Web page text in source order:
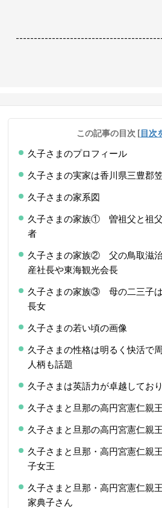
この記事の目次 [目次
久子さまのプロフィール
久子さまの実家は香川県三豊郡
久子さまの家系図
久子さまの家族① 曽祖父と祖
者
久子さまの家族② 父の鳥取滋
産社長や東海観光会長
久子さまの家族③ 母の二三子
長女
久子さまの若い頃の画像
久子さまの性格は明るく快活で
人柄も話題
久子さまは英語力が卓越してお
久子さまと旦那の高円宮憲仁親王
久子さまと旦那の高円宮憲仁親
久子さまと旦那・高円宮憲仁
子女王
久子さまと旦那・高円宮憲仁
家典子さん